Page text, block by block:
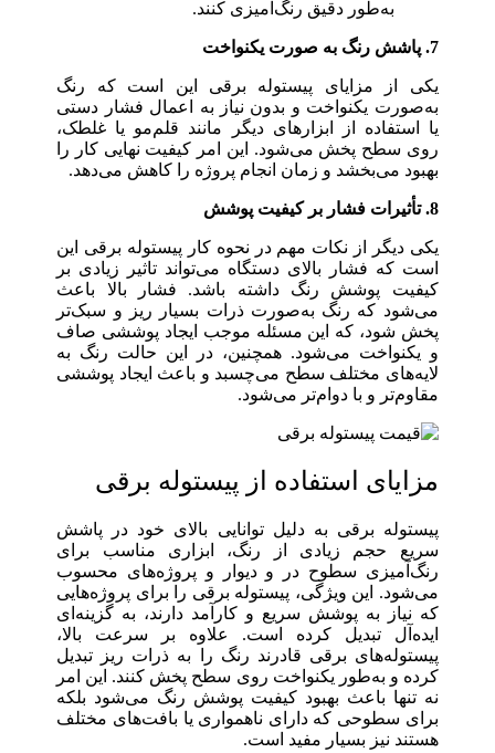
به‌طور دقیق رنگ‌آمیزی کنند.
7. پاشش رنگ به صورت یکنواخت
یکی از مزایای پیستوله برقی این است که رنگ
به‌صورت یکنواخت و بدون نیاز به اعمال فشار دستی
یا استفاده از ابزارهای دیگر مانند قلم‌مو یا غلطک،
روی سطح پخش می‌شود. این امر کیفیت نهایی کار را
بهبود می‌بخشد و زمان انجام پروژه را کاهش می‌دهد.
8. تأثیرات فشار بر کیفیت پوشش
یکی دیگر از نکات مهم در نحوه کار پیستوله برقی این
است که فشار بالای دستگاه می‌تواند تاثیر زیادی بر
کیفیت پوشش رنگ داشته باشد. فشار بالا باعث
می‌شود که رنگ به‌صورت ذرات بسیار ریز و سبک‌تر
پخش شود، که این مسئله موجب ایجاد پوششی صاف
و یکنواخت می‌شود. همچنین، در این حالت رنگ به
لایه‌های مختلف سطح می‌چسبد و باعث ایجاد پوششی
مقاوم‌تر و با دوام‌تر می‌شود.
مزایای استفاده از پیستوله برقی
پیستوله برقی به دلیل توانایی بالای خود در پاشش
سریع حجم زیادی از رنگ، ابزاری مناسب برای
رنگ‌آمیزی سطوح در و دیوار و پروژه‌های محسوب
می‌شود. این ویژگی، پیستوله برقی را برای پروژه‌هایی
که نیاز به پوشش سریع و کارآمد دارند، به گزینه‌ای
ایده‌آل تبدیل کرده است. علاوه بر سرعت بالا،
پیستوله‌های برقی قادرند رنگ را به ذرات ریز تبدیل
کرده و به‌طور یکنواخت روی سطح پخش کنند. این امر
نه تنها باعث بهبود کیفیت پوشش رنگ می‌شود بلکه
برای سطوحی که دارای ناهمواری یا بافت‌های مختلف
هستند نیز بسیار مفید است.